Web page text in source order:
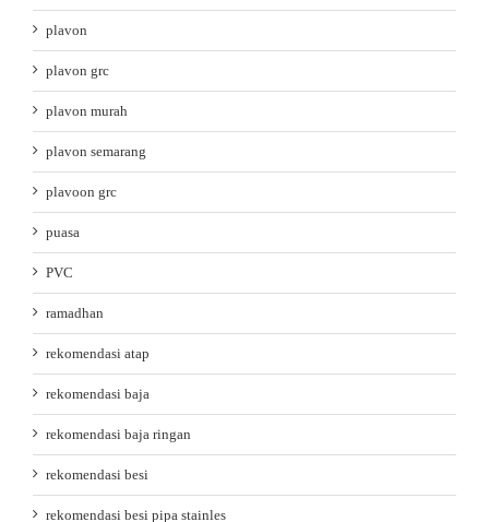
plavon
plavon grc
plavon murah
plavon semarang
plavoon grc
puasa
PVC
ramadhan
rekomendasi atap
rekomendasi baja
rekomendasi baja ringan
rekomendasi besi
rekomendasi besi pipa stainles